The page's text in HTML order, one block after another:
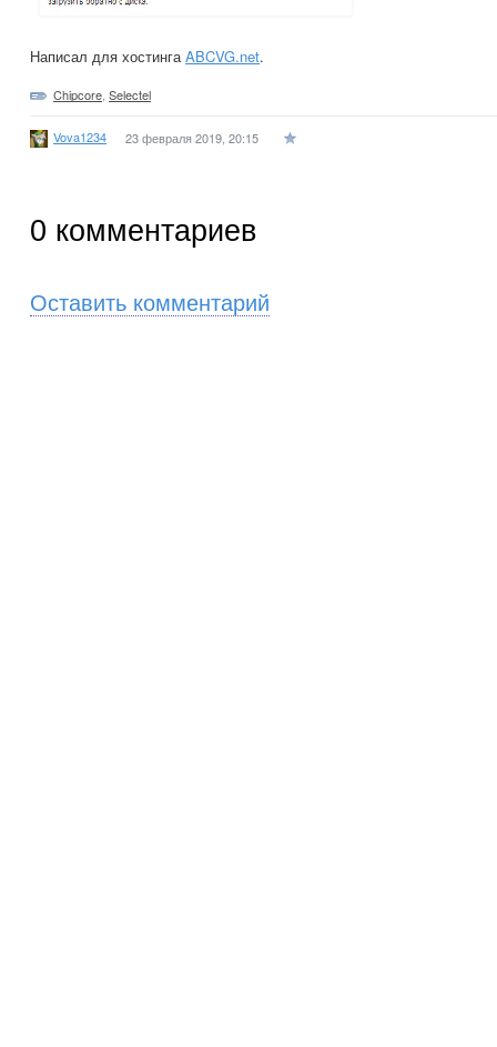
Написал для хостинга ABCVG.net.
Chipcore Selectel
Vova1234 23 февраля 2019, 20:15
0 комментариев
Оставить комментарий